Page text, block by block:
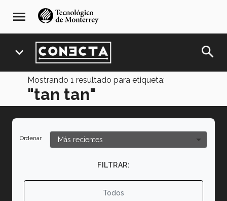
navegación
principal
menu
expand_more search
Mostrando 1 resultado para etiqueta:
"tan tan"
Ordenar
FILTRAR:
Todos